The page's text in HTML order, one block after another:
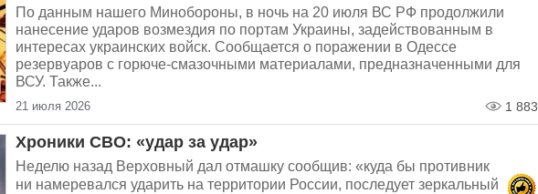
По данным нашего Минобороны, в ночь на 20 июля ВС РФ продолжили
нанесение ударов возмездия по портам Украины, задействованным в
интересах украинских войск. Сообщается о поражении в Одессе
резервуаров с горюче-смазочными материалами, предназначенными для
ВСУ. Также...
21 июля 2026 1 883
Хроники СВО: «удар за удар»
Неделю назад Верховный дал отмашку сообщив: «куда бы противник
ни намеревался ударить на территории России, последует зеркальный